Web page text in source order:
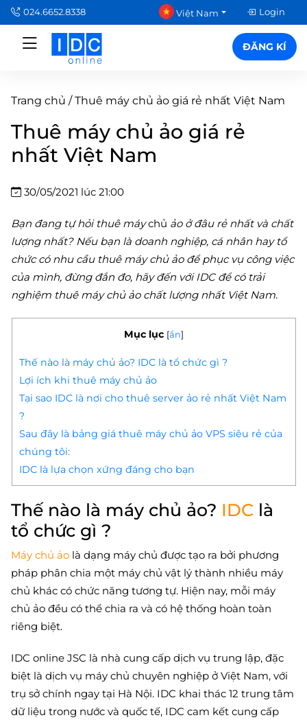
024.6652.8338 Việt Nam Login
ĐĂNG KÍ
Trang chủ /Thuê máy chủ ảo giá rẻ nhất Việt Nam
Thuê máy chủ ảo giá rẻ
nhất Việt Nam
30/05/2021 lúc 21:00
Bạn đang tự hỏi thuê máychủ ảo ở đâu rẻ nhất và chất
lượng nhất? Nếu bạn là doanh nghiệp, cá nhân hay tổ
chức có nhu cầu thuê máy chủ ảo để phục vụ công việc
của mình, đừng đắn đo, hãy đến với IDC để có trải
nghiệm thuê máy chủ ảo chất lượng nhất Việt Nam.
Mục lục [ẩn]
Thế nào là máy chủ ảo? IDC là tổ chức gì ?
Lợi ích khi thuê máy chủ ảo
Tại sao IDC là nơi cho thuê server ảo rẻ nhất Việt Nam
?
Sau đây là bảng giá thuê máy chủ ảo VPS siêu rẻ của
chúng tôi:
IDC là lựa chọn xứng đáng cho bạn
Thế nào là máy chủ ảo? IDC là
tổ chức gì ?
Máy chủ ảo là dạng máy chủ được tạo ra bởi phương
pháp phân chia một máy chủ vật lý thành nhiều máy
chủ khác có chức năng tương tự. Hiện nay, mỗi máy
chủ ảo đều có thể chia ra và có hệ thống hoàn toàn
riêng biệt.
IDC online JSC là nhà cung cấp dịch vụ trung lập, đặc
biệt là dịch vụ máy chủ chuyên nghiệp ở Việt Nam, với
trụ sở chính ngay tại Hà Nội. IDC khai thác 12 trung tâm
dữ liệu trong nước và quốc tế, IDC cam kết cung cấp